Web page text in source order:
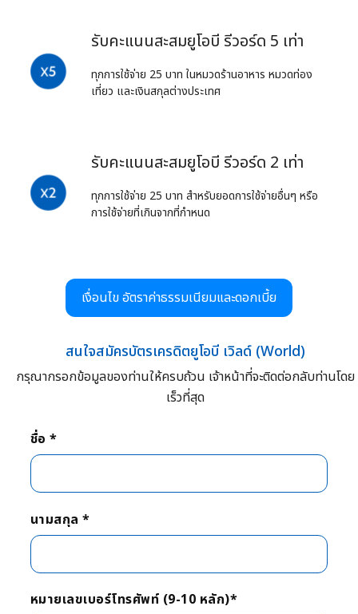
รับคะแนนสะสมยูโอบี รีวอร์ด 5 เท่า
ทุกการใช้จ่าย 25 บาท ในหมวดร้านอาหาร หมวดท่อง
เที่ยว และเงินสกุลต่างประเทศ
รับคะแนนสะสมยูโอบี รีวอร์ด 2 เท่า
ทุกการใช้จ่าย 25 บาท สำหรับยอดการใช้จ่ายอื่นๆ หรือ
การใช้จ่ายที่เกินจากที่กำหนด
เงื่อนไข อัตราค่าธรรมเนียมและดอกเบี้ย
สนใจสมัครบัตรเครดิตยูโอบี เวิลด์ (World)
กรุณากรอกข้อมูลของท่านให้ครบถ้วน เจ้าหน้าที่จะติดต่อกลับท่านโดย
เร็วที่สุด
ชื่อ *
นามสกุล *
หมายเลขเบอร์โทรศัพท์ (9-10 หลัก)*